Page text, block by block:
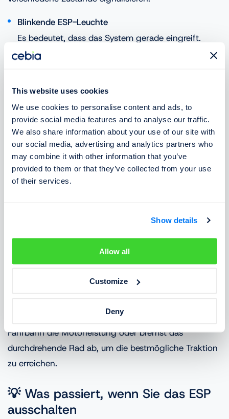
This website uses cookies
We use cookies to personalise content and ads, to
provide social media features and to analyse our traffic.
We also share information about your use of our site with
our social media, advertising and analytics partners who
may combine it with other information that you’ve
provided to them or that they’ve collected from your use
of their services.
Show details
Allow all
Customize
Deny
Blinkende ESP-Leuchte
Es bedeutet, dass das System gerade eingreift.
Normalerweise erscheint sie nur für einen Moment
Dauerhaft leuchtende ESP-Leuchte
Signalisiert, dass das System ausgeschaltet ist oder
eine Fehlfunktion aufgetreten ist. In einem solchen
Fall erfüllt das ESP seine Funktion nicht.
Ist ESP dasselbe wie die
Traktionskontrolle?
Teil des ESP ist, hat sie eine andere Aufgabe. Während
sich das ESP mit der Fahrzeugstabilität in Kurven und
beim Schleudern befasst, verhindert die
Räder beim Beschleunigen.
Zum Beispiel begrenzt sie beim Anfahren auf nasser
Fahrbahn die Motorleistung oder bremst das
durchdrehende Rad ab, um die bestmögliche Traktion
zu erreichen.
💡 Was passiert, wenn Sie das ESP
ausschalten